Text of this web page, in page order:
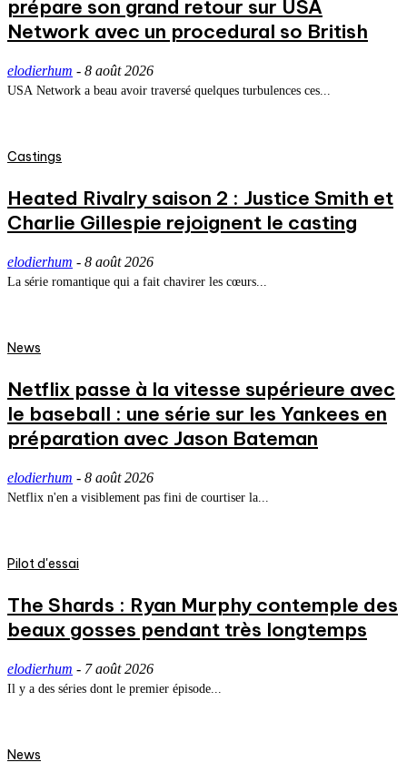
prépare son grand retour sur USA
Network avec un procedural so British
elodierhum - 8 août 2026
USA Network a beau avoir traversé quelques turbulences ces...
Castings
Heated Rivalry saison 2 : Justice Smith et
Charlie Gillespie rejoignent le casting
elodierhum - 8 août 2026
La série romantique qui a fait chavirer les cœurs...
News
Netflix passe à la vitesse supérieure avec
le baseball : une série sur les Yankees en
préparation avec Jason Bateman
elodierhum - 8 août 2026
Netflix n'en a visiblement pas fini de courtiser la...
Pilot d'essai
The Shards : Ryan Murphy contemple des
beaux gosses pendant très longtemps
elodierhum - 7 août 2026
Il y a des séries dont le premier épisode...
News